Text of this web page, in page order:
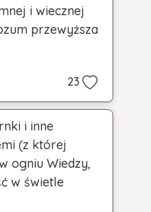
i wiecznej
przewyższa
23
i inne
(z której
ogniu Wiedzy,
w świetle